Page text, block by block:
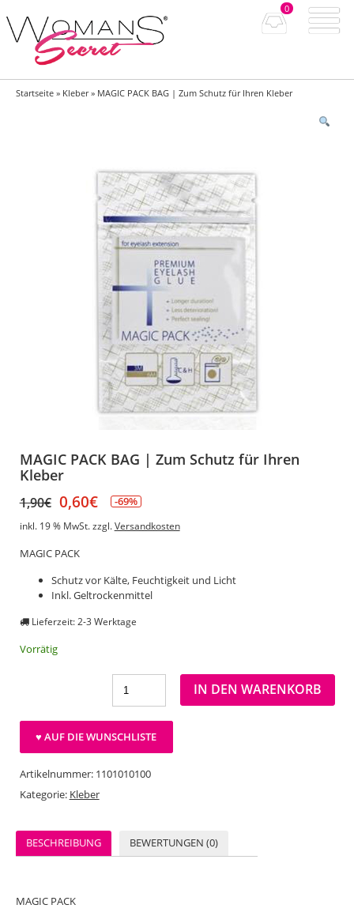
0
Startseite » Kleber» MAGIC PACK BAG | Zum Schutz für Ihren Kleber
MAGIC PACK BAG | Zum Schutz für Ihren
Kleber
1,90€ 0,60€ -69%
inkl. 19 % MwSt. zzgl. Versandkosten
MAGIC PACK
Schutz vor Kälte, Feuchtigkeit und Licht
Inkl. Geltrockenmittel
Lieferzeit: 2-3 Werktage
Vorrätig
IN DEN WARENKORB
♥ AUF DIE WUNSCHLISTE
Artikelnummer: 1101010100
Kategorie: Kleber
BESCHREIBUNG BEWERTUNGEN (0)
MAGIC PACK